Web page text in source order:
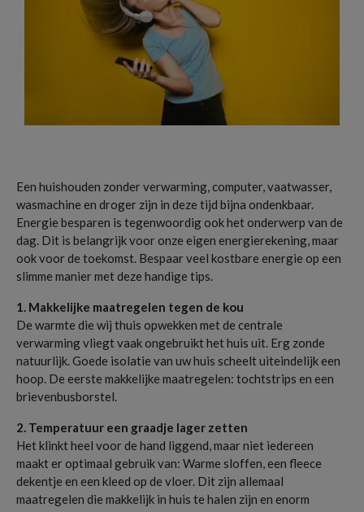
Een huishouden zonder verwarming, computer, vaatwasser,
wasmachine en droger zijn in deze tijd bijna ondenkbaar.
Energie besparen is tegenwoordig ook het onderwerp van de
dag. Dit is belangrijk voor onze eigen energierekening, maar
ook voor de toekomst. Bespaar veel kostbare energie op een
slimme manier met deze handige tips.
1. Makkelijke maatregelen tegen de kou
De warmte die wij thuis opwekken met de centrale
verwarming vliegt vaak ongebruikt het huis uit. Erg zonde
natuurlijk. Goede isolatie van uw huis scheelt uiteindelijk een
hoop. De eerste makkelijke maatregelen: tochtstrips en een
brievenbusborstel.
2. Temperatuur een graadje lager zetten
Het klinkt heel voor de hand liggend, maar niet iedereen
maakt er optimaal gebruik van: Warme sloffen, een fleece
dekentje en een kleed op de vloer. Dit zijn allemaal
maatregelen die makkelijk in huis te halen zijn en enorm